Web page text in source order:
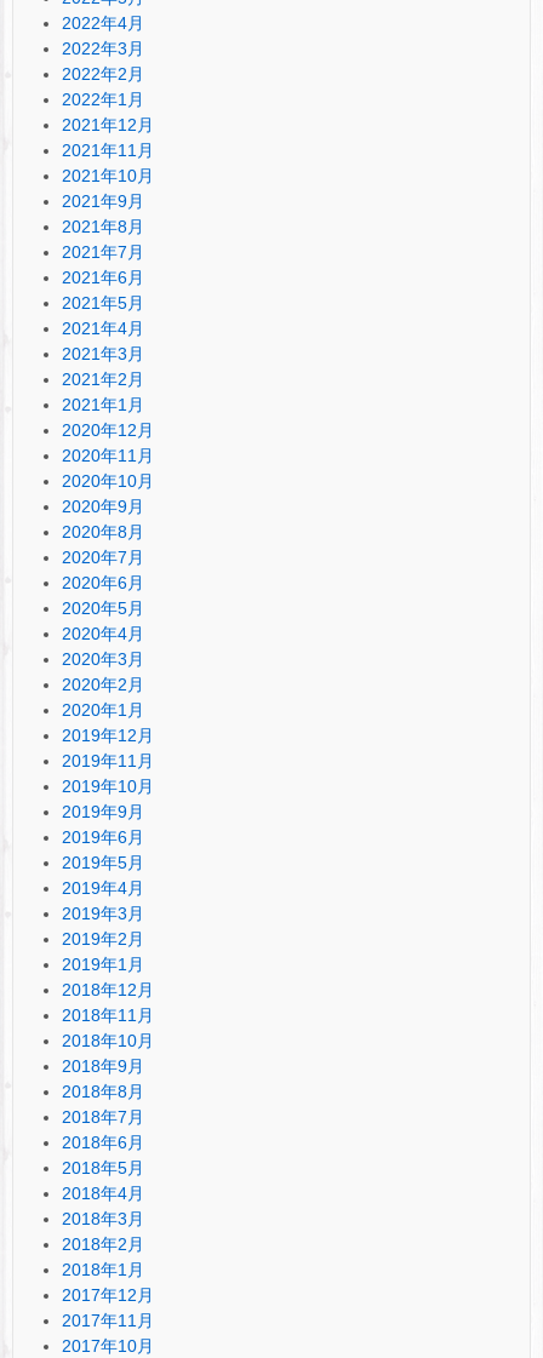
2022年4月
2022年3月
2022年2月
2022年1月
2021年12月
2021年11月
2021年10月
2021年9月
2021年8月
2021年7月
2021年6月
2021年5月
2021年4月
2021年3月
2021年2月
2021年1月
2020年12月
2020年11月
2020年10月
2020年9月
2020年8月
2020年7月
2020年6月
2020年5月
2020年4月
2020年3月
2020年2月
2020年1月
2019年12月
2019年11月
2019年10月
2019年9月
2019年6月
2019年5月
2019年4月
2019年3月
2019年2月
2019年1月
2018年12月
2018年11月
2018年10月
2018年9月
2018年8月
2018年7月
2018年6月
2018年5月
2018年4月
2018年3月
2018年2月
2018年1月
2017年12月
2017年11月
2017年10月